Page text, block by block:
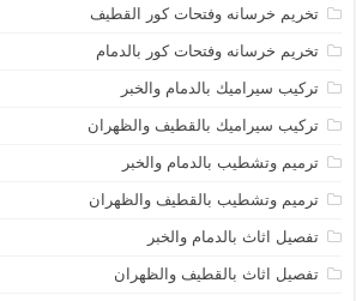
تخريم خرسانه وفتحات كور القطيف
تخريم خرسانه وفتحات كور بالدمام
تركيب سيراميك بالدمام والخبر
تركيب سيراميك بالقطيف والظهران
ترميم وتشطيب بالدمام والخبر
ترميم وتشطيب بالقطيف والظهران
تفصيل اثاث بالدمام والخبر
تفصيل اثاث بالقطيف والظهران